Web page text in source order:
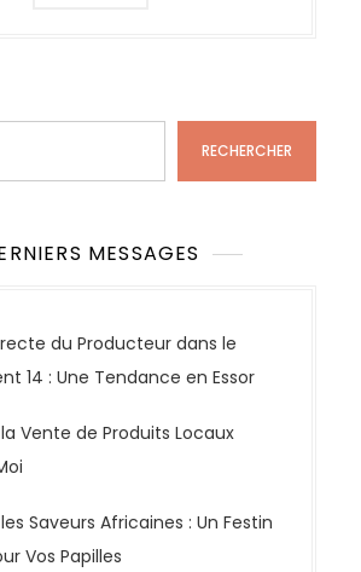
RECHERCHER
MESSAGES
du Producteur dans le
14 : Une Tendance en Essor
Vente de Produits Locaux
Saveurs Africaines : Un Festin
Vos Papilles